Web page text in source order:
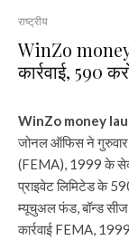
राष्ट्रीय
WinZo
कार्रवाई, ₹590
WinZo money
जोनल ऑफिस ने
(FEMA), 1999 के
प्राइवेट लिमिटेड के
म्यूचुअल फंड, बॉन्ड
कार्रवाई FEMA,